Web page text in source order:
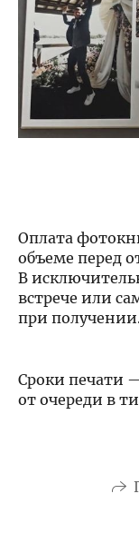
Оплата
объеме перед
В
встрече или
при
Сроки печати
от очереди в